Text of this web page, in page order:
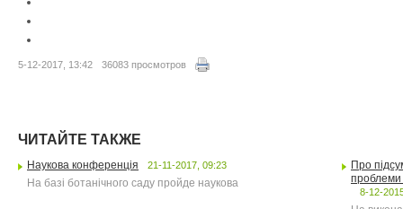
5-12-2017, 13:42 36083 просмотров
ЧИТАЙТЕ ТАКЖЕ
Наукова конференція 21-11-2017, 09:23
На базі ботанічного саду пройде наукова
Про
проблеми
8-12-